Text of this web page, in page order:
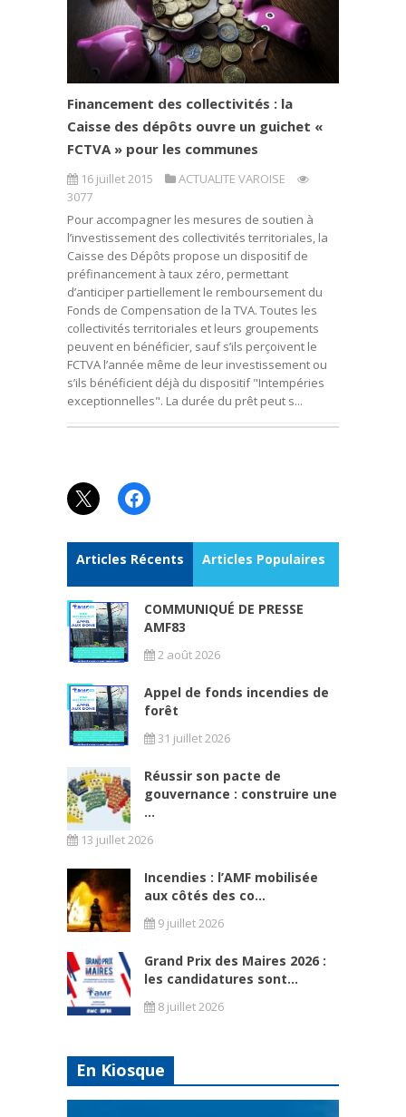
Financement des collectivités : la
Caisse des dépôts ouvre un guichet «
FCTVA » pour les communes
16 juillet 2015
ACTUALITE VAROISE
3077
Pour accompagner les mesures de soutien à
l’investissement des collectivités territoriales, la
Caisse des Dépôts propose un dispositif de
préfinancement à taux zéro, permettant
d’anticiper partiellement le remboursement du
Fonds de Compensation de la TVA. Toutes les
collectivités territoriales et leurs groupements
peuvent en bénéficier, sauf s’ils perçoivent le
FCTVA l’année même de leur investissement ou
s’ils bénéficient déjà du dispositif "Intempéries
exceptionnelles". La durée du prêt peut s...
X Facebook
Articles Récents Articles Populaires
COMMUNIQUÉ DE PRESSE
AMF83
2 août 2026
Appel de fonds incendies de
forêt
31 juillet 2026
Réussir son pacte de
gouvernance : construire une
...
13 juillet 2026
Incendies : l’AMF mobilisée
aux côtés des co...
9 juillet 2026
Grand Prix des Maires 2026 :
les candidatures sont...
8 juillet 2026
En Kiosque